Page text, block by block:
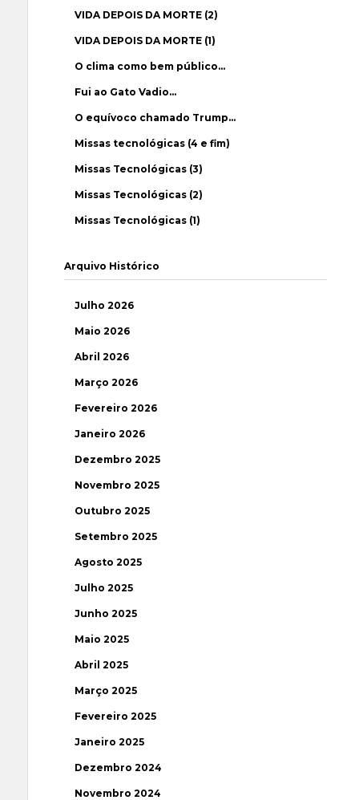
VIDA DEPOIS DA MORTE (2)
VIDA DEPOIS DA MORTE (1)
O clima como bem público…
Fui ao Gato Vadio…
O equívoco chamado Trump…
Missas tecnológicas (4 e fim)
Missas Tecnológicas (3)
Missas Tecnológicas (2)
Missas Tecnológicas (1)
Arquivo Histórico
Julho 2026
Maio 2026
Abril 2026
Março 2026
Fevereiro 2026
Janeiro 2026
Dezembro 2025
Novembro 2025
Outubro 2025
Setembro 2025
Agosto 2025
Julho 2025
Junho 2025
Maio 2025
Abril 2025
Março 2025
Fevereiro 2025
Janeiro 2025
Dezembro 2024
Novembro 2024